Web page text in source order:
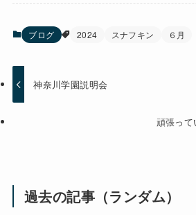
ブログ 2024 スナフキン ６月
神奈川学園説明会
頑張っ
過去の記事（ランダム）